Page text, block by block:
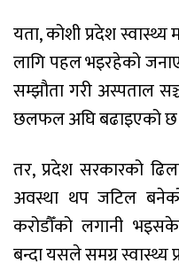
यता, कोशी प्रदेश
लागि पहल भइरहेको
सम्झौता गरी अस्पताल
छलफल अघि बढाइएको
तर, प्रदेश सरकारको
अवस्था थप जटिल
करोडौँको लगानी
बन्दा यसले समग्र स्वास्थ्य